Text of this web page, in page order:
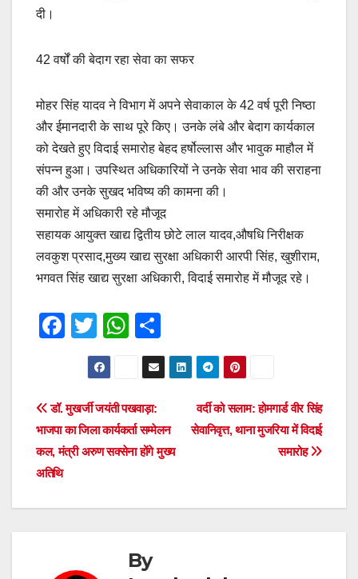
दी।
42 वर्षों की बेदाग रहा सेवा का सफर
मोहर सिंह यादव ने विभाग में अपने सेवाकाल के 42 वर्ष पूरी निष्ठा
और ईमानदारी के साथ पूरे किए। उनके लंबे और बेदाग कार्यकाल
को देखते हुए विदाई समारोह बेहद हर्षोल्लास और भावुक माहौल में
संपन्न हुआ। उपस्थित अधिकारियों ने उनके सेवा भाव की सराहना
की और उनके सुखद भविष्य की कामना की।
समारोह में अधिकारी रहे मौजूद
सहायक आयुक्त खाद्य द्वितीय छोटे लाल यादव,औषधि निरीक्षक
लवकुश प्रसाद,मुख्य खाद्य सुरक्षा अधिकारी आरपी सिंह, खुशीराम,
भगवत सिंह खाद्य सुरक्षा अधिकारी, विदाई समारोह में मौजूद रहे।
F
e
b
o
k
T
wi
tt
er
W
h
at
s
A
p
h
ar
Post
navigation
वर्दी को सलाम: होमगार्ड वीर सिंह
सेवानिवृत्त, थाना मुजरिया में विदाई
समारोह
डॉ. मुखर्जी जयंती पखवाड़ा:
भाजपा का जिला कार्यकर्ता सम्मेलन
कल, मंत्री अरुण सक्सेना होंगे मुख्य
अतिथि
By